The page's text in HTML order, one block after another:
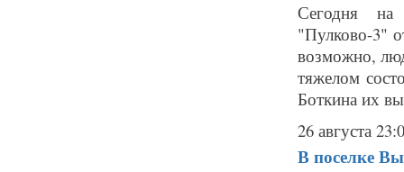
Сегодня на
"Пулково-3"
возможно,
тяжелом
Боткина их
26 августа
В поселке